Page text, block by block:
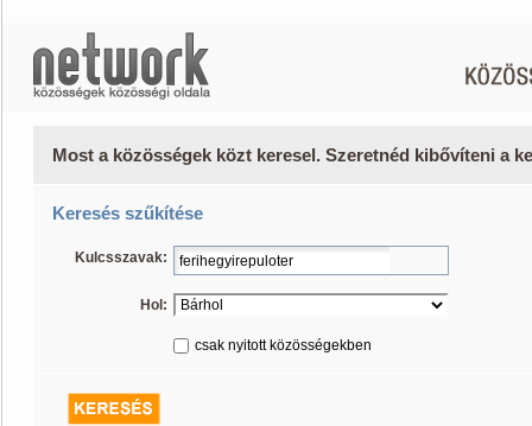
Most a közösségek közt keresel. Szeretnéd kibővíteni a
Keresés szűkítése
Kulcsszavak:
Hol:
csak nyitott közösségekben